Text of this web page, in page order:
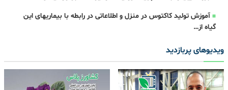
آموزش تولید کاکتوس در منزل و اطلاعاتی در رابطه با بیماریهای این
گیاه از…
ویدیوهای پربازدید